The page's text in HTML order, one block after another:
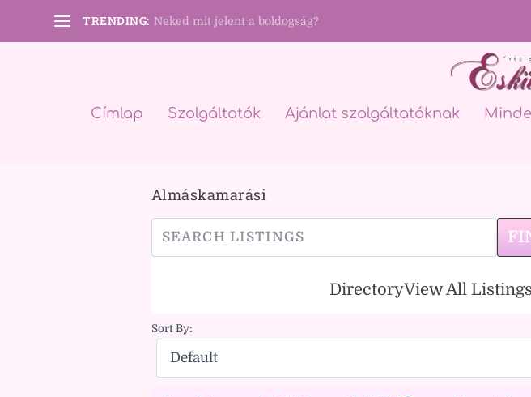
TRENDING: Neked mit jelent a boldogság?
Címlap Szolgáltatók Ajánlat szolgáltatóknak
Almáskamarási
DirectoryView All Listings
Sort By: